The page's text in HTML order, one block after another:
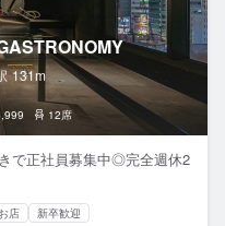
131m
12席
で正社員募集中◎完全週休2
店 新卒歓迎